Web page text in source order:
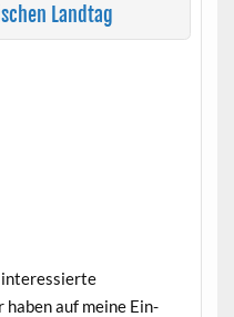
Landtag
inter­essierte
haben auf meine Ein­